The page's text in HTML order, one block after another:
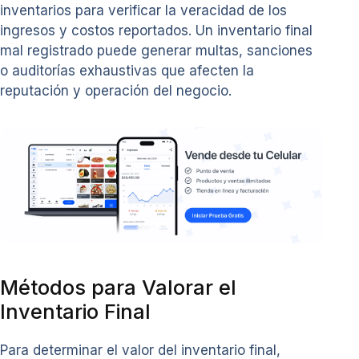
inventarios para verificar la veracidad de los
ingresos y costos reportados. Un inventario final
mal registrado puede generar multas, sanciones
o auditorías exhaustivas que afecten la
reputación y operación del negocio.
Métodos para Valorar el
Inventario Final
Para determinar el valor del inventario final,